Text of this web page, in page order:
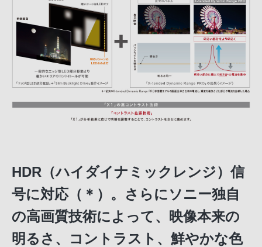
HDR（ハイダイナミックレンジ）信
号に対応（＊）。さらにソニー独自
の高画質技術によって、映像本来の
明るさ、コントラスト、鮮やかな色